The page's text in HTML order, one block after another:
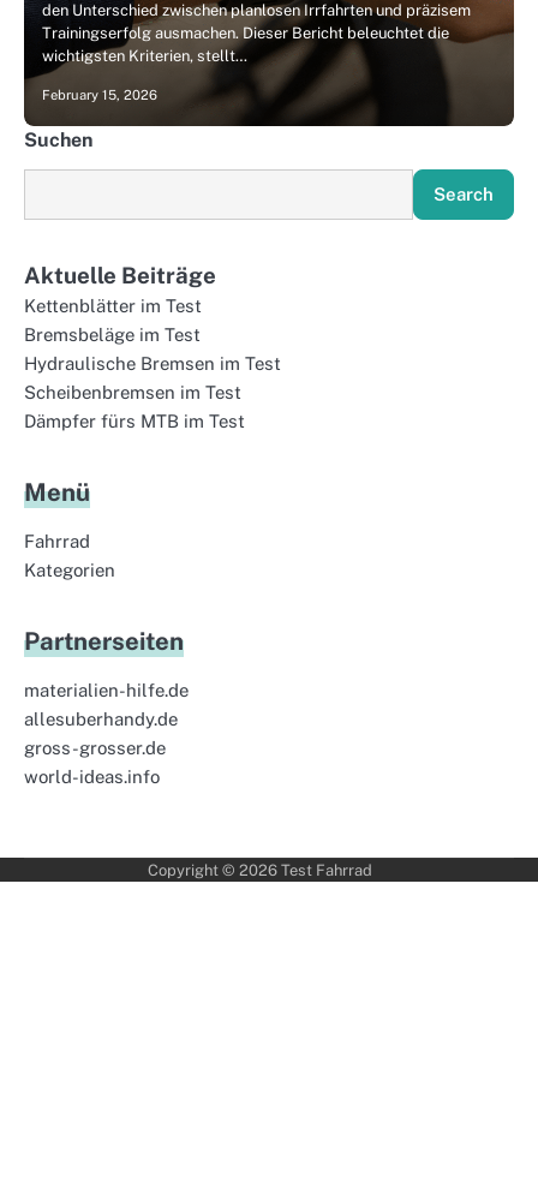
den Unterschied zwischen planlosen Irrfahrten und präzisem
Trainingserfolg ausmachen. Dieser Bericht beleuchtet die
wichtigsten Kriterien, stellt…
February 15, 2026
Suchen
Search
Aktuelle Beiträge
Kettenblätter im Test
Bremsbeläge im Test
Hydraulische Bremsen im Test
Scheibenbremsen im Test
Dämpfer fürs MTB im Test
Menü
Fahrrad
Kategorien
Partnerseiten
materialien-hilfe.de
allesuberhandy.de
gross-grosser.de
world-ideas.info
Copyright © 2026 Test Fahrrad